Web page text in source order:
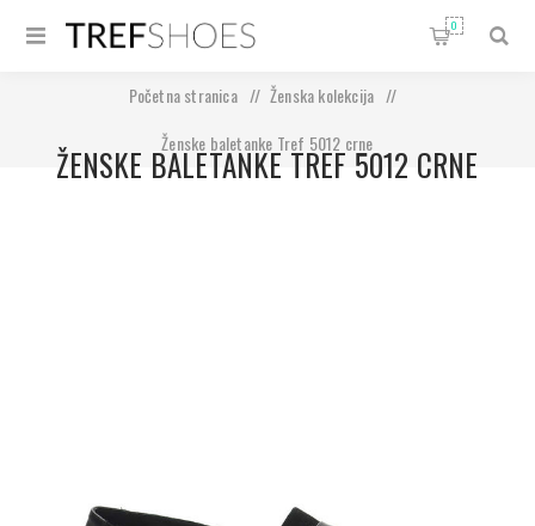
0
Početna stranica / Ženska kolekcija
/
Ženske baletanke Tref 5012 crne
ŽENSKE BALETANKE TREF 5012 CRNE